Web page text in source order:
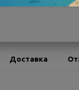
Доставка